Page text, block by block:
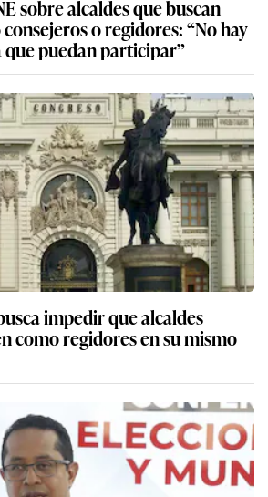
sobre alcaldes que buscan
o regidores: “No hay
puedan participar”
impedir que alcaldes
como regidores en su mismo